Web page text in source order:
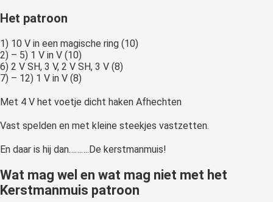
Het patroon
1) 10 V in een magische ring (10)
2) – 5) 1 V in V (10)
6) 2 V SH, 3 V, 2 V SH, 3 V (8)
7) – 12) 1 V in V (8)
Met 4 V het voetje dicht haken Afhechten
Vast spelden en met kleine steekjes vastzetten.
En daar is hij dan……….De kerstmanmuis!
Wat mag wel en wat mag niet met het
Kerstmanmuis patroon